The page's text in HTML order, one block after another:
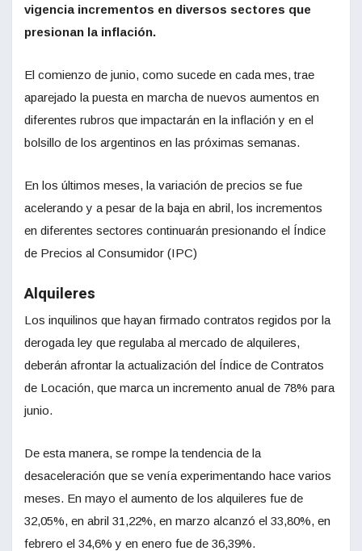
vigencia incrementos en diversos sectores que
presionan la inflación.
El comienzo de junio, como sucede en cada mes, trae
aparejado la puesta en marcha de nuevos aumentos en
diferentes rubros que impactarán en la inflación y en el
bolsillo de los argentinos en las próximas semanas.
En los últimos meses, la variación de precios se fue
acelerando y a pesar de la baja en abril, los incrementos
en diferentes sectores continuarán presionando el Índice
de Precios al Consumidor (IPC)
Alquileres
Los inquilinos que hayan firmado contratos regidos por la
derogada ley que regulaba al mercado de alquileres,
deberán afrontar la actualización del Índice de Contratos
de Locación, que marca un incremento anual de 78% para
junio.
De esta manera, se rompe la tendencia de la
desaceleración que se venía experimentando hace varios
meses. En mayo el aumento de los alquileres fue de
32,05%, en abril 31,22%, en marzo alcanzó el 33,80%, en
febrero el 34,6% y en enero fue de 36,39%.